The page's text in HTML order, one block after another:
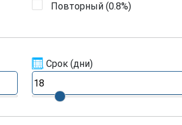
Повторный (0.8%)
Срок (дни)